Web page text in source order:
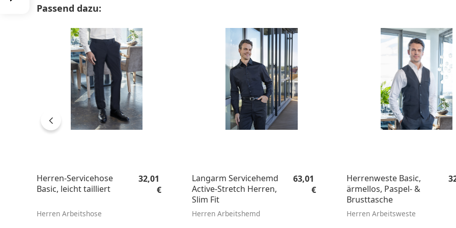
Produktgalerie überspringen
Passend dazu:
Herren-Servicehose
Basic, leicht tailliert
Herren Arbeitshose
Regulärer Preis:
32,01
€
Langarm Servicehemd
Active-Stretch Herren,
Slim Fit
Herren Arbeitshemd
Regulärer Preis:
63,01
€
Herrenweste Basic,
ärmellos, Paspel- &
Brusttasche
Herren Arbeitsweste